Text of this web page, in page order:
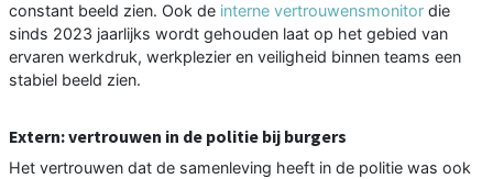
constant beeld zien. Ook de interne vertrouwensmonitor die
sinds 2023 jaarlijks wordt gehouden laat op het gebied van
ervaren werkdruk, werkplezier en veiligheid binnen teams een
stabiel beeld zien.
Extern: vertrouwen in de politie bij burgers
Het vertrouwen dat de samenleving heeft in de politie was ook